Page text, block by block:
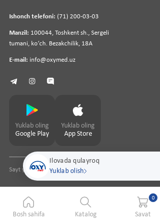
Ilovada qulayroq
Yuklab olish
Ishonch telefoni: (71) 200-03-03
Manzil: 100044, Toshkent sh., Sergeli
tumani, koʻch. Bezakchilik, 18A
E-mail: info@oxymed.uz
Yuklab oling
Google Play
Yuklab oling
App Store
Sayt yaratuvchipharmit.uz
Bosh sahifa Katalog
0
Savat